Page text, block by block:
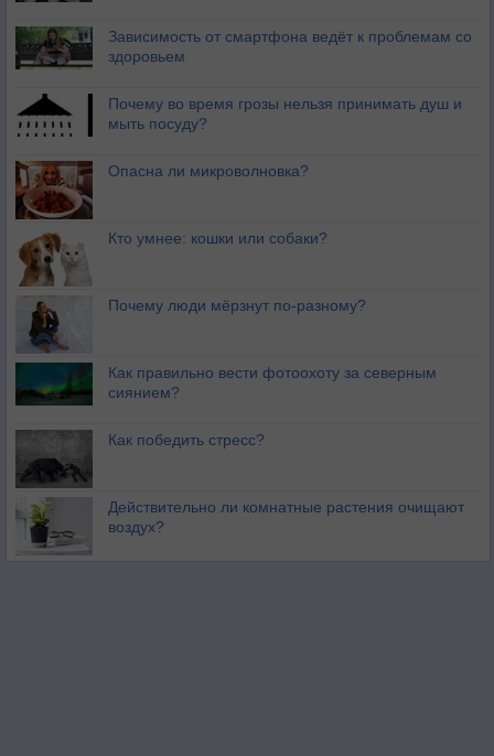
Зависимость от смартфона ведёт к проблемам со
здоровьем
Почему во время грозы нельзя принимать душ и
мыть посуду?
Опасна ли микроволновка?
Кто умнее: кошки или собаки?
Почему люди мёрзнут по-разному?
Как правильно вести фотоохоту за северным
сиянием?
Как победить стресс?
Действительно ли комнатные растения очищают
воздух?